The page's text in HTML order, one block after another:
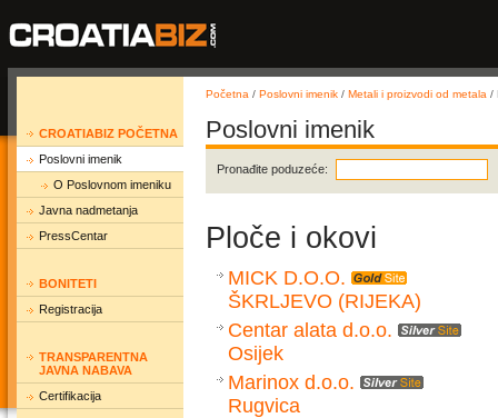
CROATIABIZ POČETNA
Poslovni imenik
O Poslovnom imeniku
Javna nadmetanja
PressCentar
BONITETI
Registracija
TRANSPARENTNA
JAVNA NABAVA
Certifikacija
Početna / Poslovni imenik / Metali i proizvodi od metala /
Poslovni imenik
Pronađite poduzeće:
Ploče i okovi
MICK D.O.O.
ŠKRLJEVO (RIJEKA)
Centar alata d.o.o.
Osijek
Marinox d.o.o.
Rugvica